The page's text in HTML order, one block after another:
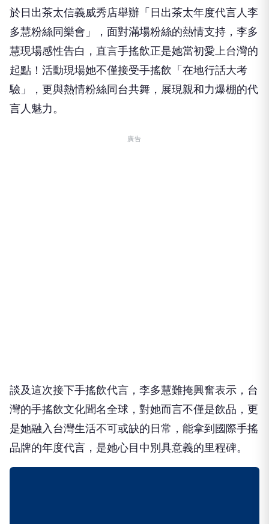
於日出茶太信義威秀店舉辦「日出茶太年度代言人李
多慧粉絲同樂會」，面對滿場粉絲的熱情支持，李多
慧現場感性告白，直言手搖飲正是她當初愛上台灣的
起點！活動現場她不僅接受手搖飲「在地行話大考
驗」，更與熱情粉絲同台共舞，展現親和力爆棚的代
言人魅力。
廣告
​談及這次接下手搖飲代言，李多慧難掩興奮表示，台
灣的手搖飲文化聞名全球，對她而言不僅是飲品，更
是她融入台灣生活不可或缺的日常，能拿到國際手搖
品牌的年度代言，是她心目中別具意義的里程碑。